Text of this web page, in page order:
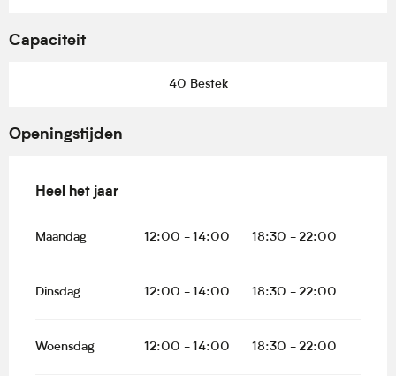
Capaciteit
40 Bestek
Openingstijden
Heel het jaar
Heel het jaar
Maandag 12:00 - 14:00 18:30 - 22:00
Dinsdag 12:00 - 14:00 18:30 - 22:00
Woensdag 12:00 - 14:00 18:30 - 22:00